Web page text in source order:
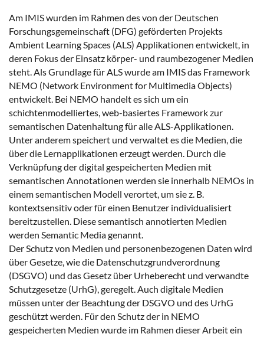
Am IMIS wurden im Rahmen des von der Deutschen
Forschungsgemeinschaft (DFG) geförderten Projekts
Ambient Learning Spaces (ALS) Applikationen entwickelt, in
deren Fokus der Einsatz körper- und raumbezogener Medien
steht. Als Grundlage für ALS wurde am IMIS das Framework
NEMO (Network Environment for Multimedia Objects)
entwickelt. Bei NEMO handelt es sich um ein
schichtenmodelliertes, web-basiertes Framework zur
semantischen Datenhaltung für alle ALS-Applikationen.
Unter anderem speichert und verwaltet es die Medien, die
über die Lernapplikationen erzeugt werden. Durch die
Verknüpfung der digital gespeicherten Medien mit
semantischen Annotationen werden sie innerhalb NEMOs in
einem semantischen Modell verortet, um sie z. B.
kontextsensitiv oder für einen Benutzer individualisiert
bereitzustellen. Diese semantisch annotierten Medien
werden Semantic Media genannt.
Der Schutz von Medien und personenbezogenen Daten wird
über Gesetze, wie die Datenschutzgrundverordnung
(DSGVO) und das Gesetz über Urheberecht und verwandte
Schutzgesetze (UrhG), geregelt. Auch digitale Medien
müssen unter der Beachtung der DSGVO und des UrhG
geschützt werden. Für den Schutz der in NEMO
gespeicherten Medien wurde im Rahmen dieser Arbeit ein